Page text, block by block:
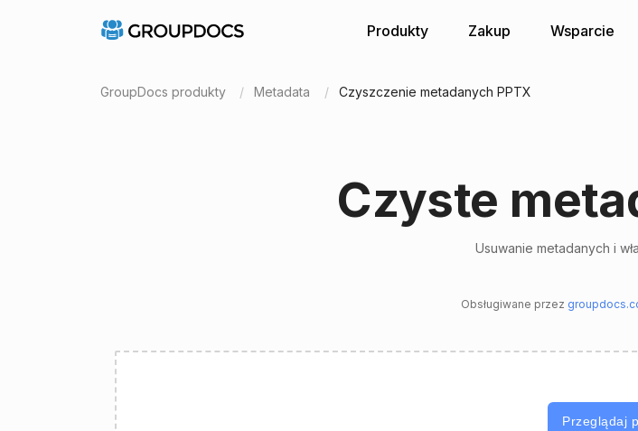
Produkty Zakup Wsparcie
GroupDocs produkty Metadata Czyszczenie metadanych PPTX
Czyste
Usuwanie metadanych i
Obsługiwane przez
Przeglądaj